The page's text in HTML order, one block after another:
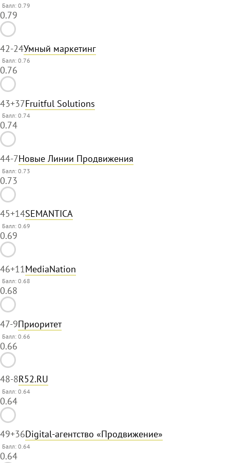
Балл: 0.79
0.79
42-24Умный маркетинг
Балл: 0.76
0.76
43+37Fruitful Solutions
Балл: 0.74
0.74
44-7Новые Линии Продвижения
Балл: 0.73
0.73
45+14SEMANTICA
Балл: 0.69
0.69
46+11MediaNation
Балл: 0.68
0.68
47-9Приоритет
Балл: 0.66
0.66
48-8R52.RU
Балл: 0.64
0.64
49+36Digital-агентство «Продвижение»
Балл: 0.64
0.64